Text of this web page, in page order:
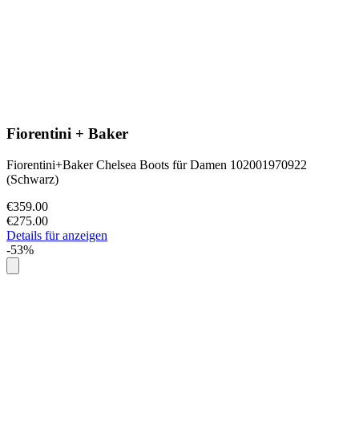
Fiorentini + Baker
Fiorentini+Baker Chelsea Boots für Damen 102001970922
(Schwarz)
€359.00
€275.00
Details für anzeigen
-53%